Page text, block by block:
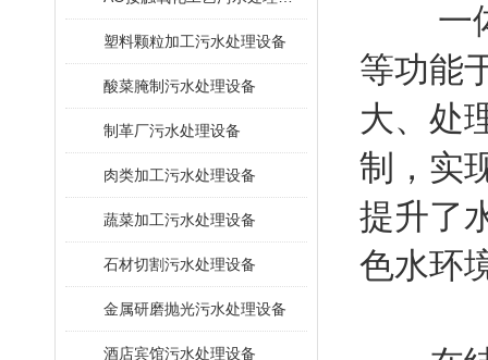
塑料颗粒加工污水处理设备
酸菜腌制污水处理设备
制革厂污水处理设备
肉类加工污水处理设备
蔬菜加工污水处理设备
石材切割污水处理设备
金属研磨抛光污水处理设备
酒店宾馆污水处理设备
一体
等功能
大、处
制，实
提升了
色水环